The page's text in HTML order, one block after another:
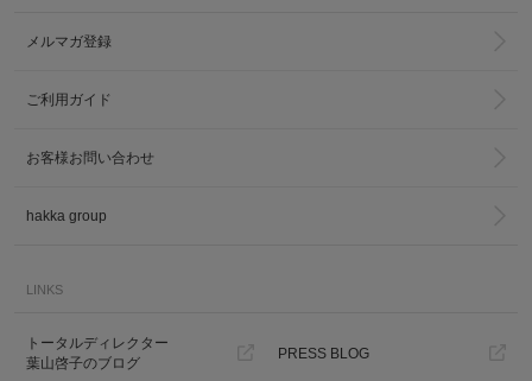
メルマガ登録
ご利用ガイド
お客様お問い合わせ
hakka group
LINKS
トータルディレクター
葉山啓子のブログ
PRESS BLOG